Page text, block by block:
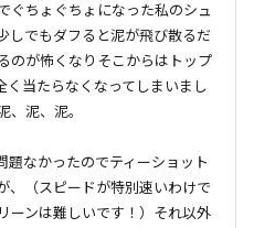
ぐちょぐちょになった私のシュ
しでもダフると泥が飛び散るだ
のが怖くなりそこからはトップ
く当たらなくなってしまいまし
、泥、泥。
題なかったのでティーショット
、（スピードが特別速いわけで
ーンは難しいです！）それ以外